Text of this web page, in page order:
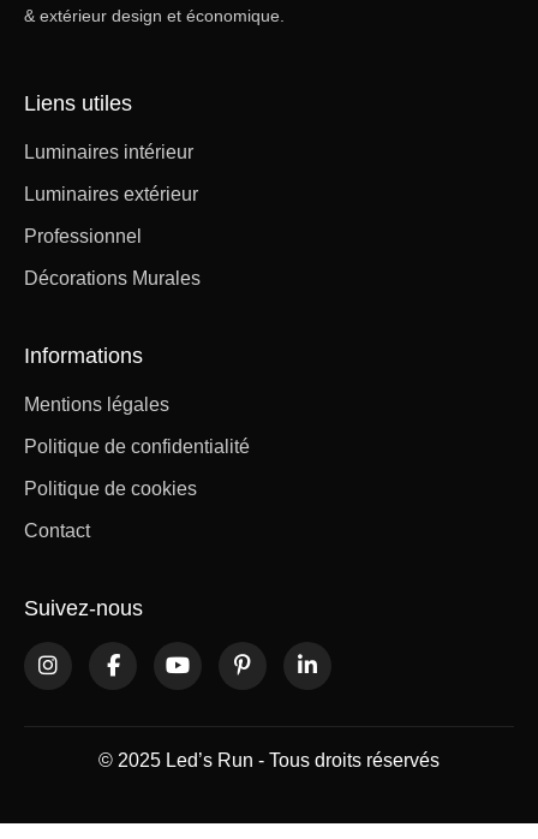
& extérieur design et économique.
Liens utiles
Luminaires intérieur
Luminaires extérieur
Professionnel
Décorations Murales
Informations
Mentions légales
Politique de confidentialité
Politique de cookies
Contact
Suivez-nous
© 2025 Led’s Run - Tous droits réservés